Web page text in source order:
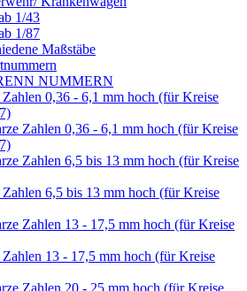
1/43
1/87
Maßstäbe
NUMMERN
Zahlen 0,36 - 6,1 mm hoch (für Kreise
Zahlen 0,36 - 6,1 mm hoch (für Kreise
Zahlen 6,5 bis 13 mm hoch (für Kreise
Zahlen 6,5 bis 13 mm hoch (für Kreise
Zahlen 13 - 17,5 mm hoch (für Kreise
Zahlen 13 - 17,5 mm hoch (für Kreise
Zahlen 20 - 25 mm hoch (für Kreise